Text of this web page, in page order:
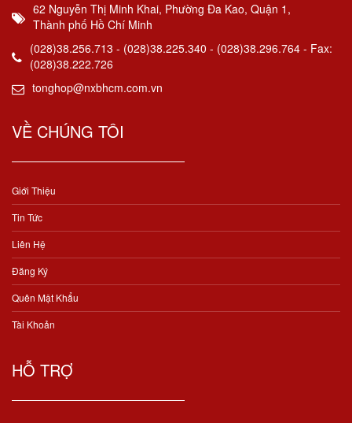
62 Nguyễn Thị Minh Khai, Phường Đa Kao, Quận 1,
Thành phố Hồ Chí Minh
(028)38.256.713 - (028)38.225.340 - (028)38.296.764 - Fax:
(028)38.222.726
tonghop@nxbhcm.com.vn
VỀ CHÚNG TÔI
Giới Thiệu
Tin Tức
Liên Hệ
Đăng Ký
Quên Mật Khẩu
Tài Khoản
HỖ TRỢ